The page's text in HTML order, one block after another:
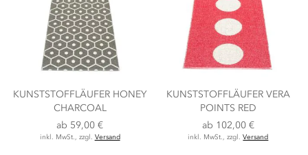
KUNSTSTOFFLÄUFER HONEY
CHARCOAL
ab 59,00 €
inkl. MwSt., zzgl. Versand
KUNSTSTOFFLÄUFER VERA
POINTS RED
ab 102,00 €
inkl. MwSt., zzgl.Versand